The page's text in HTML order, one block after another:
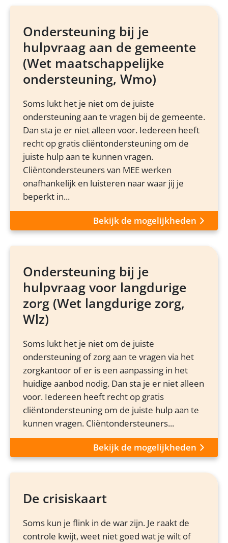
Ondersteuning bij je
hulpvraag aan de gemeente
(Wet maatschappelijke
ondersteuning, Wmo)
Soms lukt het je niet om de juiste
ondersteuning aan te vragen bij de gemeente.
Dan sta je er niet alleen voor. Iedereen heeft
recht op gratis cliëntondersteuning om de
juiste hulp aan te kunnen vragen.
Cliëntondersteuners van MEE werken
onafhankelijk en luisteren naar waar jij je
beperkt in...
Bekijk de mogelijkheden
Ondersteuning bij je
hulpvraag voor langdurige
zorg (Wet langdurige zorg,
Wlz)
Soms lukt het je niet om de juiste
ondersteuning of zorg aan te vragen via het
zorgkantoor of er is een aanpassing in het
huidige aanbod nodig. Dan sta je er niet alleen
voor. Iedereen heeft recht op gratis
cliëntondersteuning om de juiste hulp aan te
kunnen vragen. Cliëntondersteuners...
Bekijk de mogelijkheden
De crisiskaart
Soms kun je flink in de war zijn. Je raakt de
controle kwijt, weet niet goed wat je wilt of